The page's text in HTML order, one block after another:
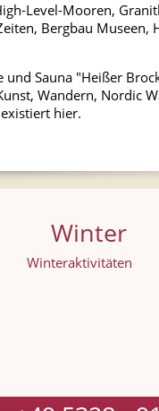
Level-Mooren,
Bergbau Museen,
Sauna "Heißer
Wandern, Nordic
hier.
Winter
Winteraktivitäten